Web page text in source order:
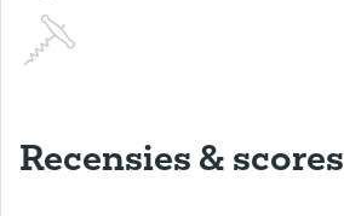
Recensies & scores